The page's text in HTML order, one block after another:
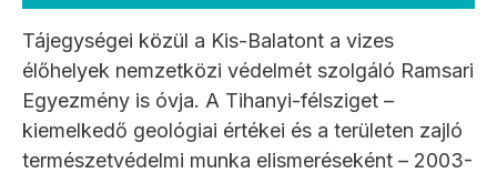
Tájegységei közül a Kis-Balatont a vizes
élőhelyek nemzetközi védelmét szolgáló Ramsari
Egyezmény is óvja. A Tihanyi-félsziget –
kiemelkedő geológiai értékei és a területen zajló
természetvédelmi munka elismeréseként – 2003-